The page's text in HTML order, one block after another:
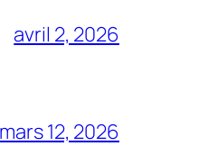
avril 2, 2026
mars 12, 2026